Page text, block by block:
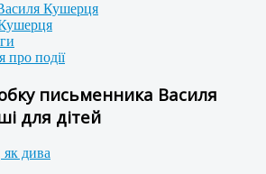
Кушерця
події
письменника Василя
для дітей
як дива